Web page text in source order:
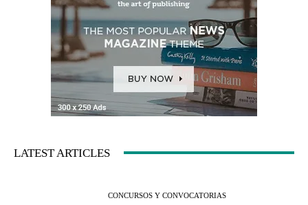
LATEST ARTICLES
CONCURSOS Y CONVOCATORIAS